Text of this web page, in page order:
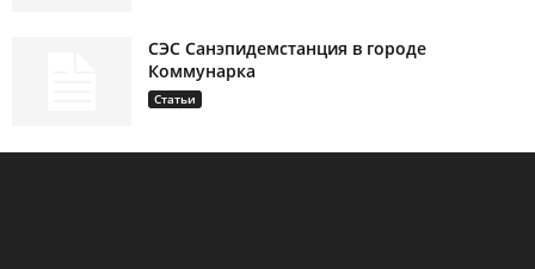
СЭС Санэпидемстанция в городе
Коммунарка
Статьи